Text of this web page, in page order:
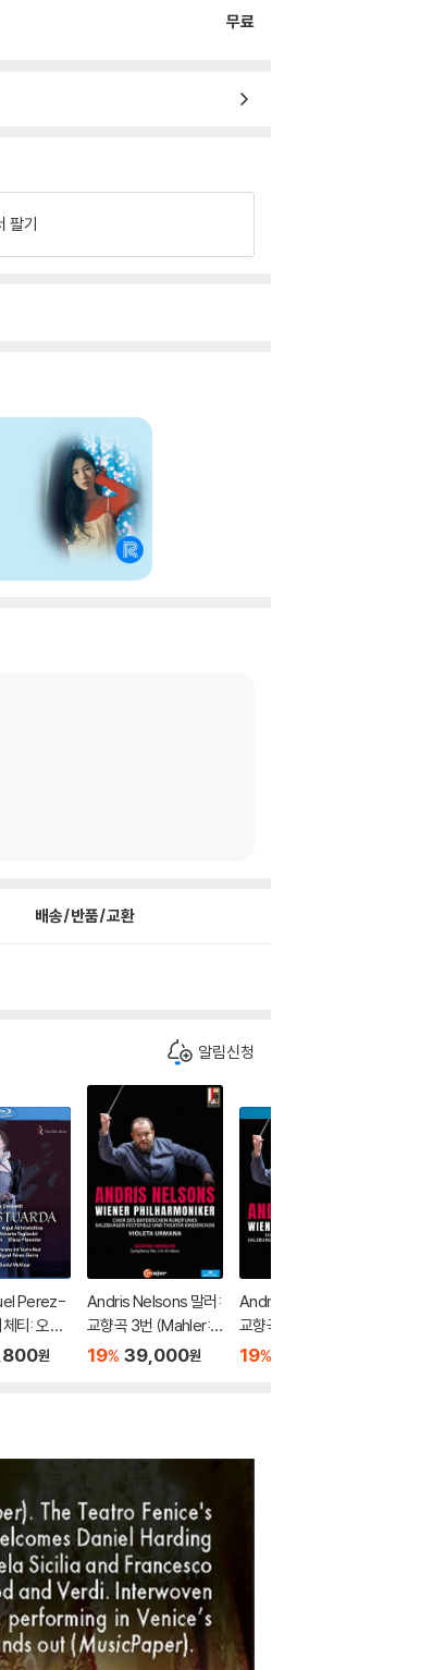
무료
팔기
배송/반품/교환
알림신청
Perez-
티: 오페
투아르다`
원
Andris Nelsons 말러:
교향곡 3번 (Mahler: S
ymphony No.3)
19% 39,000원
Andris Nelsons 말러:
교향곡 3번 (Mahler: S
ymphony No.3)
19%